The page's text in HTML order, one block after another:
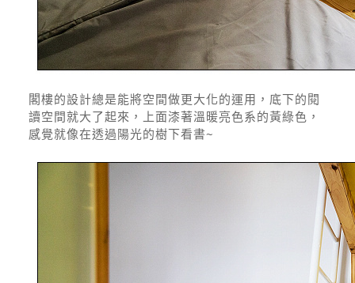
閣樓的設計總是能將空間做更大化的運用，底下的閱
讀空間就大了起來，上面漆著溫暖亮色系的黃綠色，
感覺就像在透過陽光的樹下看書~